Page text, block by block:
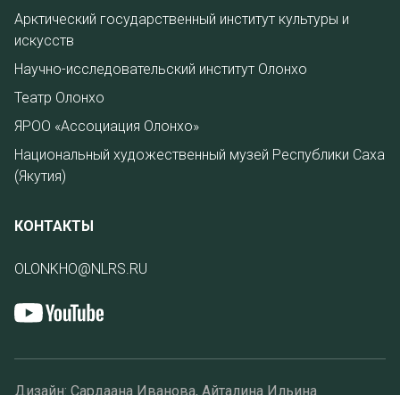
Арктический государственный институт культуры и
искусств
Научно-исследовательский институт Олонхо
Театр Олонхо
ЯРОО «Ассоциация Олонхо»
Национальный художественный музей Республики Саха
(Якутия)
КОНТАКТЫ
OLONKHO@NLRS.RU
Дизайн: Сардаана Иванова, Айталина Ильина